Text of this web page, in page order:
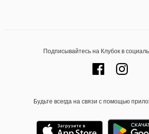
Подписывайтесь на Клубок в
Будьте всегда на связи с помощью